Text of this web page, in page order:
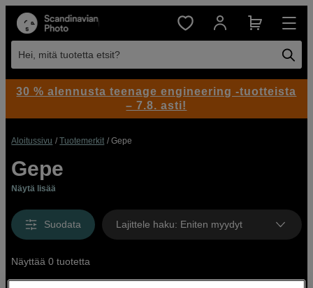
Hei, mitä tuotetta etsit?
Aloitussivu Tuotemerkit Gepe
Gepe
Näytä lisää
Suodata Lajittele haku: Eniten myydyt
Näyttää 0 tuotetta
30 % alennusta teenage engineering -tuotteista
– 7.8. asti!